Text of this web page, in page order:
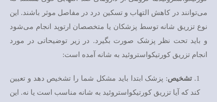
می‌توانند در کاهش التهاب و تسکین درد در مفاصل موثر باشند. این
نوع تزریق شانه توسط پزشکان یا متخصصان ارتوپد انجام می‌شود
و باید تحت نظر پزشک صورت بگیرد. در زیر توضیحاتی در مورد
انجام تزریق کورتیکواستروئید به شانه آمده است:
تشخیص: پزشک ابتدا باید مشکل شما را تشخیص دهد و تعیین
کند که آیا تزریق کورتیکواستروئید به شانه مناسب است یا نه. این